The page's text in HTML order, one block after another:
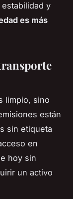
y
es más
limpio, sino
están
sin etiqueta
en
hoy sin
un activo